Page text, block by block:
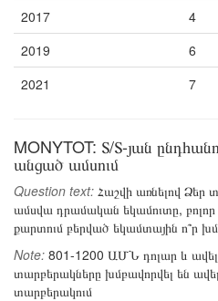
2017
4
2019
6
2021
7
MONYTOT: Տ/Տ-յան
անցած ամսում
Question text: Հաշվի առնելով Ձեր
ամսվա դրամական եկամուտը, բոլոր
քարտում բերված եկամտային ո՞ր
Note: 801-1200 ԱՄՆ դոլար և
տարբերակները խմբավորվել են
տարբերակում